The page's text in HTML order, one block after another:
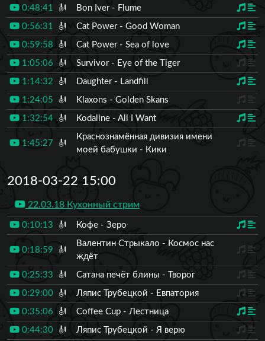
0:48:41 🎻 Bon Iver - Flume
0:56:31 🎻 Cat Power - Good Woman
0:59:58 🎻 Cat Power - Sea of love
1:05:06 🎻 Survivor - Eye of the Tiger
1:14:32 🎻 Daughter - Landfill
1:24:05 🎻 Klaxons - Golden Skans
1:32:54 🎻 Kodaline - All I Want
1:45:27 🎻
Краснознамённая дивизия имени
моей бабушки - Кики
2018-03-22 15:00
22.03.18 Кухонный стрим
0:10:13 🎻 Кофе - Зеро
0:18:59 🎻
Валентин Стрыкало - Космос нас
ждёт
0:25:33 🎻 Сатана печёт блины - Творог
0:29:00 🎻 Ляпис Трубецкой - Евпатория
0:35:06 🎻 Coffee Cup - Лестница
0:44:30 🎻 Ляпис Трубецкой - Я верю